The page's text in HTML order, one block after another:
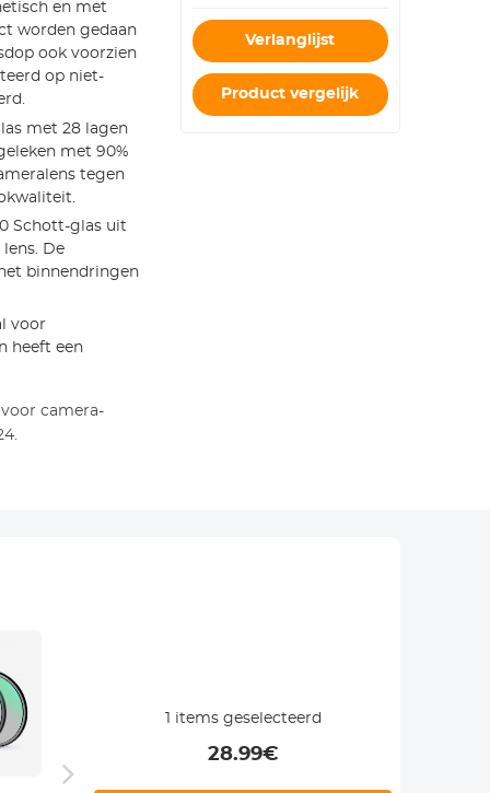
en met
worden gedaan
ook voorzien
op niet-
met 28 lagen
met 90%
tegen
Schott-glas uit
De
binnendringen
voor
heeft een
camera-
full-frame
reinigingsstaaf*2,
siliconen zwarte
Canon Nikon
camera's
Verlanglijst
Product vergelijk
items geselecteerd
28.99€